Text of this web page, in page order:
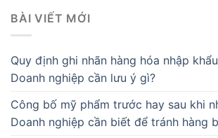
BÀI VIẾT MỚI
Quy định ghi nhãn hàng hóa nhập
Doanh nghiệp cần lưu ý gì?
Công bố mỹ phẩm trước hay sau khi
Doanh nghiệp cần biết để tránh hàng